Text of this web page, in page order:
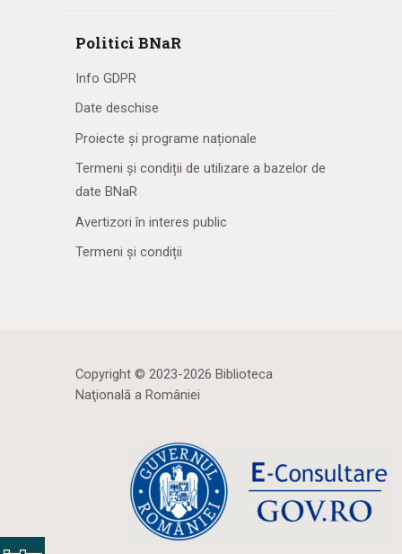
Politici BNaR
Info GDPR
Date deschise
Proiecte și programe naționale
Termeni și condiții de utilizare a bazelor de
date BNaR
Avertizori în interes public
Termeni și condiții
Copyright © 2023-2026 Biblioteca
Naţională a României